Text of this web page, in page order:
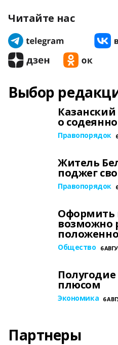
Читайте нас
Выбор
Казанский
о
Правопорядок
Житель
поджег
Правопорядок
Оформить
возможно
Общество 6
плюсом
Экономика 6
Партнеры